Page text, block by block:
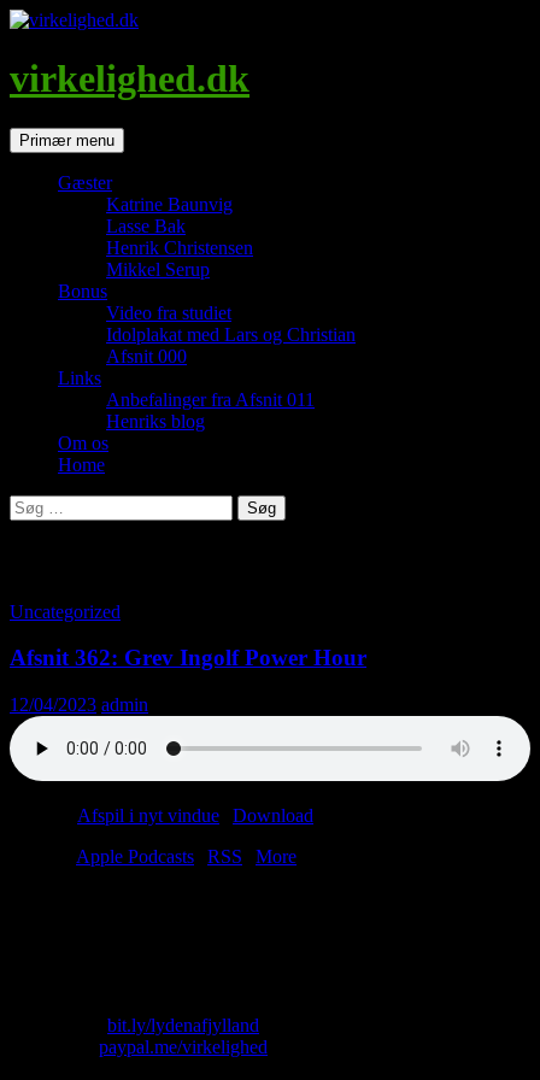
Hop
indhold
virkelighed.dk
SøgPrimær menu
Gæster
Katrine Baunvig
Lasse Bak
Henrik Christensen
Mikkel Serup
Bonus
Video fra studiet
Idolplakat med Lars og Christian
Afsnit 000
Links
Anbefalinger fra Afsnit 011
Henriks blog
Om os
Home
Søg
efter:
Uncategorized
Afsnit 362: Grev Ingolf Power Hour
12/04/2023 admin
Afspil i nyt vindue Download
Apple Podcasts RSS
More
bit.ly/lydenafjylland
paypal.me/virkelighed